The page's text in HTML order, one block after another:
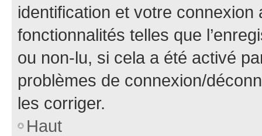
identification et votre
fonctionnalités telles que
ou non-lu, si cela a été activé
problèmes de connexion/
les corriger.
Haut